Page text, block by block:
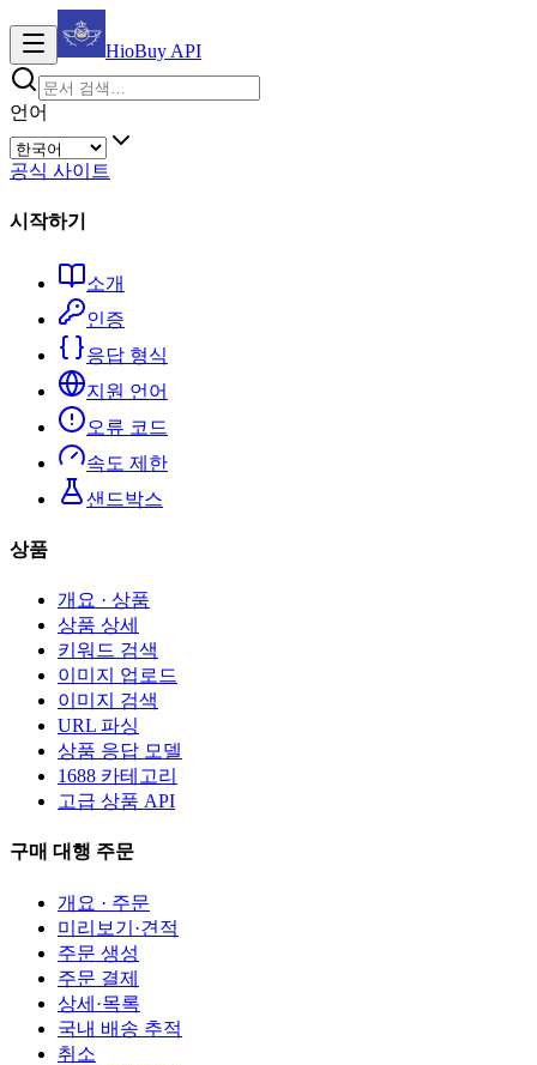
HioBuy API
언어
공식 사이트
시작하기
소개
인증
응답 형식
지원 언어
오류 코드
속도 제한
샌드박스
상품
개요 · 상품
상품 상세
키워드 검색
이미지 업로드
이미지 검색
URL 파싱
상품 응답 모델
1688 카테고리
고급 상품 API
구매 대행 주문
개요 · 주문
미리보기·견적
주문 생성
주문 결제
상세·목록
국내 배송 추적
취소